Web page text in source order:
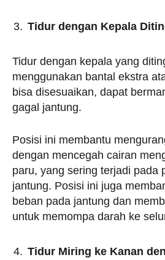
Tidur dengan Kepala
Tidur dengan kepala yang
menggunakan bantal ekstra
bisa disesuaikan, dapat
gagal jantung.
Posisi ini membantu
dengan mencegah cairan
paru, yang sering terjadi pada
jantung. Posisi ini juga
beban pada jantung dan
untuk memompa darah ke
Tidur Miring ke Kanan